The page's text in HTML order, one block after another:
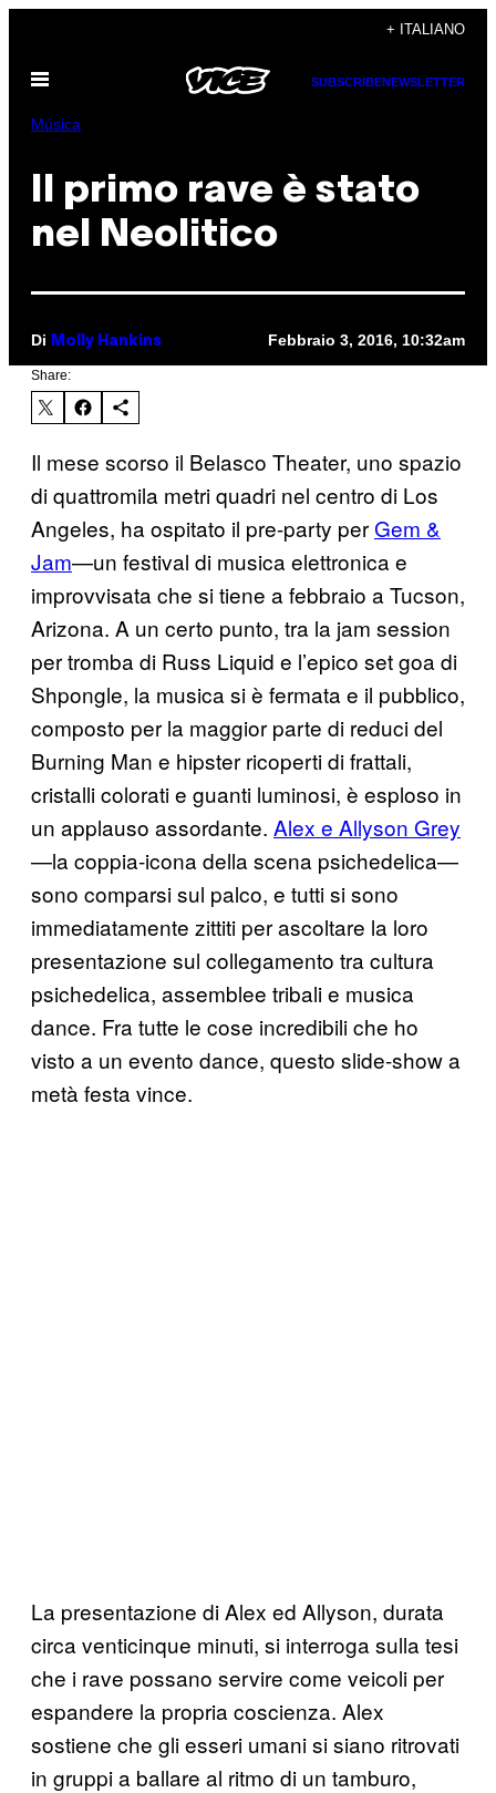
contenuto
+ ITALIANO
Apri
SUBSCRIBENEWSLETTER
Música
Il primo rave è stato
nel Neolitico
Di Molly Hankins Febbraio 3, 2016, 10:32am
Share:
Il mese scorso il Belasco Theater, uno spazio
di quattromila metri quadri nel centro di Los
Angeles, ha ospitato il pre-party per Gem &
Jam—un festival di musica elettronica e
improvvisata che si tiene a febbraio a Tucson,
Arizona. A un certo punto, tra la jam session
per tromba di Russ Liquid e l’epico set goa di
Shpongle, la musica si è fermata e il pubblico,
composto per la maggior parte di reduci del
Burning Man e hipster ricoperti di frattali,
cristalli colorati e guanti luminosi, è esploso in
un applauso assordante. Alex e Allyson Grey
—la coppia-icona della scena psichedelica—
sono comparsi sul palco, e tutti si sono
immediatamente zittiti per ascoltare la loro
presentazione sul collegamento tra cultura
psichedelica, assemblee tribali e musica
dance. Fra tutte le cose incredibili che ho
visto a un evento dance, questo slide-show a
metà festa vince.
La presentazione di Alex ed Allyson, durata
circa venticinque minuti, si interroga sulla tesi
che i rave possano servire come veicoli per
espandere la propria coscienza. Alex
sostiene che gli esseri umani si siano ritrovati
in gruppi a ballare al ritmo di un tamburo,